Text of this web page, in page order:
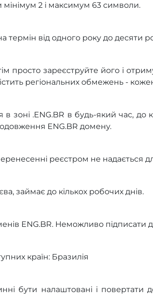
2 і максимум 63 символи.
від одного року до десяти
просто зареєструйте його і
регіональних обмежень -
.ENG.BR в будь-який час, до
ENG.BR домену.
реєстром не надається
займає до кількох робочих днів.
ENG.BR. Неможливо підписати
країн: Бразилія
бути налаштовані і повертати